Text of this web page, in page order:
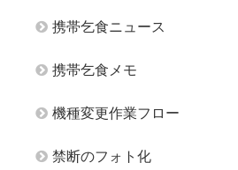
携帯乞食ニュース
携帯乞食メモ
機種変更作業フロー
禁断のフォト化